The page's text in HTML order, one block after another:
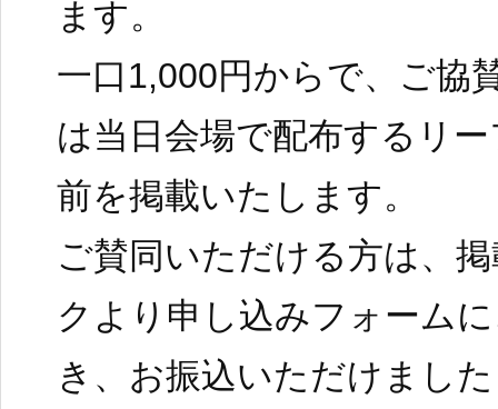
ます。
一口1,000円からで、ご協
は当日会場で配布するリ
前を掲載いたします。
ご賛同いただける方は、
クより申し込みフォーム
き、お振込いただけまし